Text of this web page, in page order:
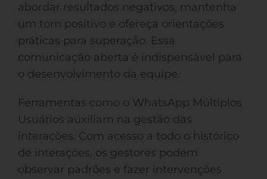
abordar resultados negativos, mantenha
um tom positivo e ofereça orientações
práticas para superação. Essa
comunicação aberta é indispensável para
o desenvolvimento da equipe.
Ferramentas como o WhatsApp Múltiplos
Usuários auxiliam na gestão das
interações. Com acesso a todo o histórico
de interações, os gestores podem
observar padrões e fazer intervenções